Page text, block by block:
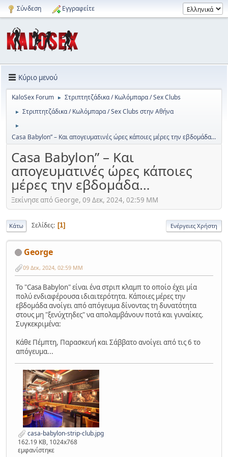
Σύνδεση Εγγραφείτε
Κύριο μενού
KaloSex Forum ► Στριπτητζάδικα / Κωλόμπαρα / Sex Clubs
► Στριπτητζάδικα / Κωλόμπαρα / Sex Clubs στην Αθήνα
►
Casa Babylon” – Και απογευματινές ώρες κάποιες μέρες την εβδομάδα…
Casa Babylon” – Και
απογευματινές ώρες κάποιες
μέρες την εβδομάδα…
Ξεκίνησε από George, 09 Δεκ, 2024, 02:59 ΜΜ
Κάτω Σελίδες 1 Ενέργειες Χρήστη
George
09 Δεκ, 2024, 02:59 ΜΜ
Το "Casa Babylon" είναι ένα στριπ κλαμπ το οποίο έχει μία
πολύ ενδιαφέρουσα ιδιαιτερότητα. Κάποιες μέρες την
εβδομάδα ανοίγει από απόγευμα δίνοντας τη δυνατότητα
στους μη "ξενύχτηδες" να απολαμβάνουν ποτά και γυναίκες.
Συγκεκριμένα:
Κάθε Πέμπτη, Παρασκευή και Σάββατο ανοίγει από τις 6 το
απόγευμα...
casa-babylon-strip-club.jpg
162.19 KB, 1024x768
εμφανίστηκε